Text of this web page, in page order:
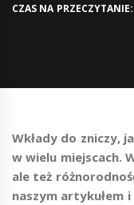
CZAS NA
Wkłady do zniczy,
w wielu miejscach.
ale też
naszym artykułem